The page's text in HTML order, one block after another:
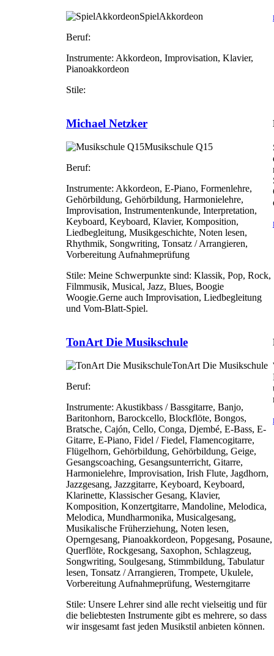
SpielAkkordeon
Beruf:
Instrumente: Akkordeon, Improvisation, Klavier,
Pianoakkordeon
Stile:
Michael Netzker
Musikschule Q15
Beruf:
Instrumente: Akkordeon, E-Piano, Formenlehre,
Gehörbildung, Gehörbildung, Harmonielehre,
Improvisation, Instrumentenkunde, Interpretation,
Keyboard, Keyboard, Klavier, Komposition,
Liedbegleitung, Musikgeschichte, Noten lesen,
Rhythmik, Songwriting, Tonsatz / Arrangieren,
Vorbereitung Aufnahmeprüfung
Stile: Meine Schwerpunkte sind: Klassik, Pop, Rock,
Filmmusik, Musical, Jazz, Blues, Boogie
Woogie.Gerne auch Improvisation, Liedbegleitung
und Vom-Blatt-Spiel.
TonArt Die Musikschule
TonArt Die Musikschule
Beruf:
Instrumente: Akustikbass / Bassgitarre, Banjo,
Baritonhorn, Barockcello, Blockflöte, Bongos,
Bratsche, Cajón, Cello, Conga, Djembé, E-Bass, E-
Gitarre, E-Piano, Fidel / Fiedel, Flamencogitarre,
Flügelhorn, Gehörbildung, Gehörbildung, Geige,
Gesangscoaching, Gesangsunterricht, Gitarre,
Harmonielehre, Improvisation, Irish Flute, Jagdhorn,
Jazzgesang, Jazzgitarre, Keyboard, Keyboard,
Klarinette, Klassischer Gesang, Klavier,
Komposition, Konzertgitarre, Mandoline, Melodica,
Melodica, Mundharmonika, Musicalgesang,
Musikalische Früherziehung, Noten lesen,
Operngesang, Pianoakkordeon, Popgesang, Posaune,
Querflöte, Rockgesang, Saxophon, Schlagzeug,
Songwriting, Soulgesang, Stimmbildung, Tabulatur
lesen, Tonsatz / Arrangieren, Trompete, Ukulele,
Vorbereitung Aufnahmeprüfung, Westerngitarre
Stile: Unsere Lehrer sind alle recht vielseitig und für
die beliebtesten Instrumente gibt es mehrere, so dass
wir insgesamt fast jeden Musikstil anbieten können.